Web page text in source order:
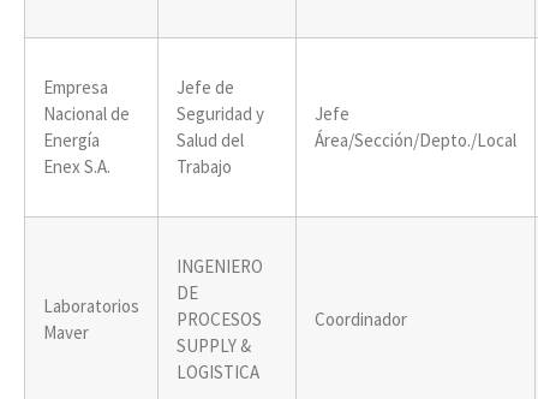
Empresa
Nacional de
Energía
Enex S.A.
Jefe de
Seguridad y
Salud del
Trabajo
Jefe
Área/Sección/Depto./Local
Laboratorios
Maver
INGENIERO
DE
PROCESOS
SUPPLY &
LOGISTICA
Coordinador